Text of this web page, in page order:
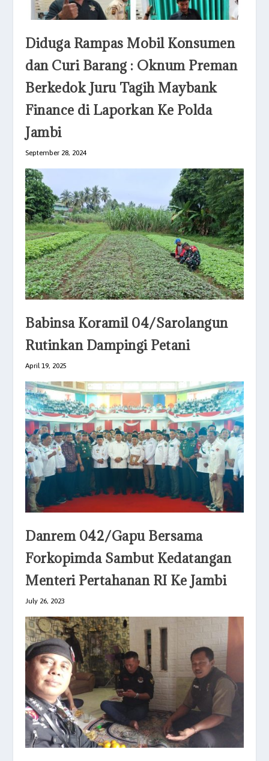
Diduga Rampas Mobil Konsumen
dan Curi Barang : Oknum Preman
Berkedok Juru Tagih Maybank
Finance di Laporkan Ke Polda
Jambi
September 28, 2024
Babinsa Koramil 04/Sarolangun
Rutinkan Dampingi Petani
April 19, 2025
Danrem 042/Gapu Bersama
Forkopimda Sambut Kedatangan
Menteri Pertahanan RI Ke Jambi
July 26, 2023